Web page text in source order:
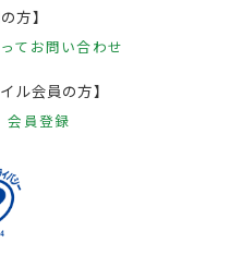
方】
て お問い合わせ
ル会員の方】
会員登録